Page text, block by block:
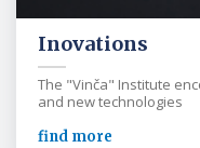
Inovations
The "Vinča" Institute
and new technologies
find more